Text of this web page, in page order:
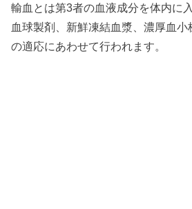
輸血とは第3者の血液成分を体内に
血球製剤、新鮮凍結血漿、濃厚血
の適応にあわせて行われます。